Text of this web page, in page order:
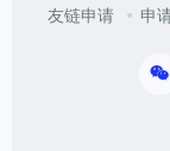
友链申请 申